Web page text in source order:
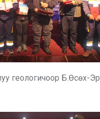
геологичоор Б.Өсөх-